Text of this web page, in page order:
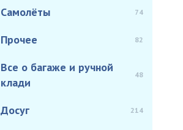
Самолёты 74
Прочее 82
Все о багаже и ручной
клади
48
Досуг 214